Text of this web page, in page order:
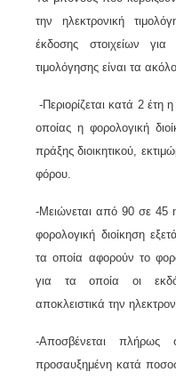
την ηλεκτρονική
έκδοσης στοιχείων
τιμολόγησης είναι τα
-Περιορίζεται κατά 2 έτη
οποίας η φορολογική
πράξης διοικητικού,
φόρου.
-Μειώνεται από 90 σε 45
φορολογική διοίκηση
τα οποία αφορούν το
για τα οποία οι
αποκλειστικά την
-Αποσβένεται πλήρως
προσαυξημένη κατά